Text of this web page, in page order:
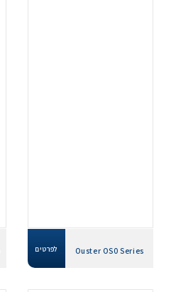
Ouster OS0 Series לפרטים